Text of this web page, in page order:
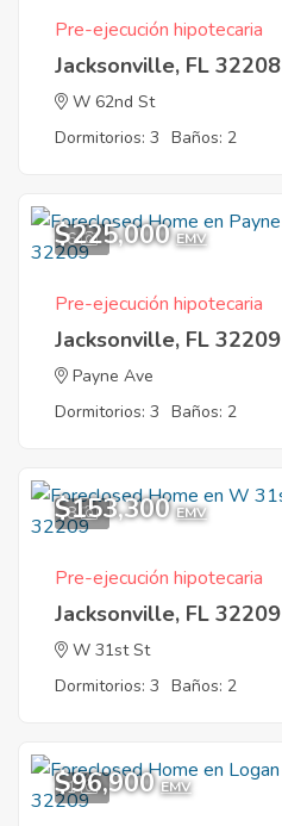
Pre-ejecución hipotecaria
Jacksonville, FL 32208
W 62nd St
Dormitorios: 3 Baños: 2
6
$225,000 EMV
Pre-ejecución hipotecaria
Jacksonville, FL 32209
Payne Ave
Dormitorios: 3 Baños: 2
8
$153,300 EMV
Pre-ejecución hipotecaria
Jacksonville, FL 32209
W 31st St
Dormitorios: 3 Baños: 2
1
$96,900 EMV